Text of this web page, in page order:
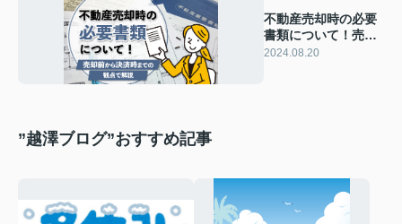
不動産売却時の必要
書類について！売却
前から決済時までの
2024.08.20
”越澤ブログ”おすすめ記事